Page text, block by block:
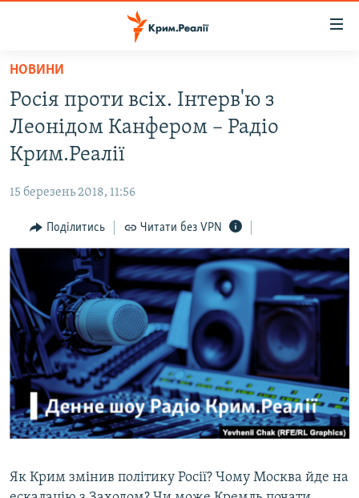
Перейти
основного
матеріалу
Перейти
до
основної
навігації
Перейти
до
пошуку
ВОДА.КРИМ
ВІДЕО ТА ФОТО
БЛОГИ
ПОГЛЯД
ІНТЕРВ'Ю
ВСЕ ЗА ДЕНЬ
СПЕЦПРОЕКТИ
ДЕПОРТАЦІЯ
ВІДЕОУРОКИ «ELIFBE»
СВІДЧЕННЯ ОКУПАЦІЇ
УКРАЇНСЬКА ПРОБЛЕМА КРИМУ
ЯК ОБІЙТИ БЛОКУВАННЯ
Русский
Qırımtatar
НОВИНИ
Росія проти всіх. Інтерв'ю з
Леонідом Канфером – Радіо
Крим.Реалії
15 березень 2018, 11:56
Поділитись Читати без VPN
Як Крим змінив політику Росії? Чому Москва йде на